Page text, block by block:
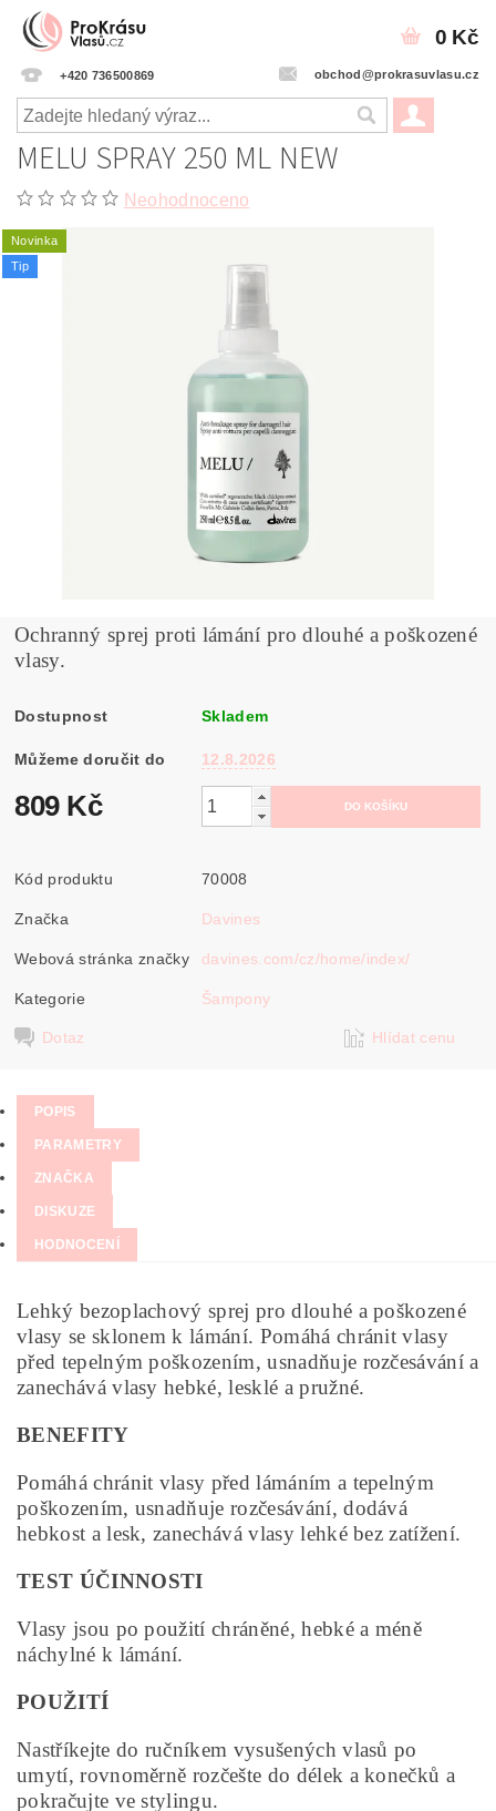
+420 736500869 obchod@prokrasuvlasu.cz
0 Kč
MELU SPRAY 250 ML NEW
Neohodnoceno
Novinka
Tip
Ochranný sprej proti lámání pro dlouhé a poškozené
vlasy.
Dostupnost Skladem
Můžeme doručit do 12.8.2026
809 Kč
Kód produktu 70008
Značka Davines
Webová stránka značky davines.com/cz/home/index/
Kategorie Šampony
Dotaz Hlídat cenu
POPIS
PARAMETRY
ZNAČKA
DISKUZE
HODNOCENÍ
Lehký bezoplachový sprej pro dlouhé a poškozené
vlasy se sklonem k lámání. Pomáhá chránit vlasy
před tepelným poškozením, usnadňuje rozčesávání a
zanechává vlasy hebké, lesklé a pružné.
BENEFITY
Pomáhá chránit vlasy před lámáním a tepelným
poškozením, usnadňuje rozčesávání, dodává
hebkost a lesk, zanechává vlasy lehké bez zatížení.
TEST ÚČINNOSTI
Vlasy jsou po použití chráněné, hebké a méně
náchylné k lámání.
POUŽITÍ
Nastříkejte do ručníkem vysušených vlasů po
umytí, rovnoměrně rozčešte do délek a konečků a
pokračujte ve stylingu.